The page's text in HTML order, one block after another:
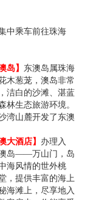
中乘车前往珠海
岛】 东澳岛属珠海
木葱茏，澳岛非常
洁白的沙滩、湛蓝
林生态旅游环境。
湾山麓开发了东澳
大酒店】 办理入
岛——万山门，岛
海风情的世外桃
，提供丰富的海上
海滩上，尽享地入